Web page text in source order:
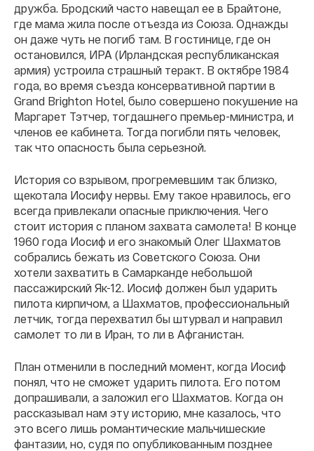
дружба. Бродский часто навещал ее в Брайтоне,
где мама жила после отъезда из Союза. Однажды
он даже чуть не погиб там. В гостинице, где он
остановился, ИРА (Ирландская республиканская
армия) устроила страшный теракт. В октябре 1984
года, во время съезда консервативной партии в
Grand Brighton Hotel, было совершено покушение на
Маргарет Тэтчер, тогдашнего премьер-министра, и
членов ее кабинета. Тогда погибли пять человек,
так что опасность была серьезной.
История со взрывом, прогремевшим так близко,
щекотала Иосифу нервы. Ему такое нравилось, его
всегда привлекали опасные приключения. Чего
стоит история с планом захвата самолета! В конце
1960 года Иосиф и его знакомый Олег Шахматов
собрались бежать из Советского Союза. Они
хотели захватить в Самарканде небольшой
пассажирский Як-12. Иосиф должен был ударить
пилота кирпичом, а Шахматов, профессиональный
летчик, тогда перехватил бы штурвал и направил
самолет то ли в Иран, то ли в Афганистан.
План отменили в последний момент, когда Иосиф
понял, что не сможет ударить пилота. Его потом
допрашивали, а заложил его Шахматов. Когда он
рассказывал нам эту историю, мне казалось, что
это всего лишь романтические мальчишеские
фантазии, но, судя по опубликованным позднее